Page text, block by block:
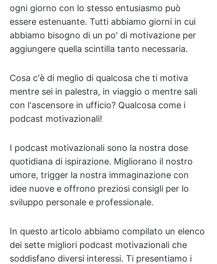
ogni giorno con lo stesso entusiasmo può
essere estenuante. Tutti abbiamo giorni in cui
abbiamo bisogno di un po' di motivazione per
aggiungere quella scintilla tanto necessaria.
Cosa c'è di meglio di qualcosa che ti motiva
mentre sei in palestra, in viaggio o mentre sali
con l'ascensore in ufficio? Qualcosa come i
podcast motivazionali!
I podcast motivazionali sono la nostra dose
quotidiana di ispirazione. Migliorano il nostro
umore, trigger la nostra immaginazione con
idee nuove e offrono preziosi consigli per lo
sviluppo personale e professionale.
In questo articolo abbiamo compilato un elenco
dei sette migliori podcast motivazionali che
soddisfano diversi interessi. Ti presentiamo i